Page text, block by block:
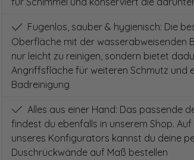
Fugenlos, sauber & hygienisch: Die
Oberfläche mit der wasserabweisenden
nur leicht zu reinigen, sondern bietet
Angriffsfläche für weiteren Schmutz und
Badreinigung
Alles aus einer Hand: Das passende
findest du ebenfalls in unserem Shop.
unseres Konfigurators kannst du deine
Duschrückwände auf Maß bestellen